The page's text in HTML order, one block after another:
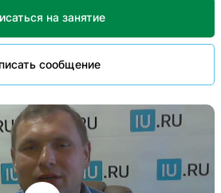
на занятие
сообщение